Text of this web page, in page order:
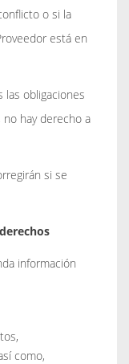
o si la
está en
las obligaciones
hay derecho a
si se
información
como,